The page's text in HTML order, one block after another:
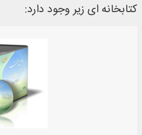
کتابخانه ای زیر وجود دارد: